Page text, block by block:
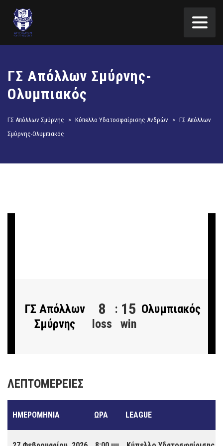
ΓΣ Απόλλων Σμύρνης-
Ολυμπιακός
ΓΣ Απόλλων Σμύρνης > Κύπελλο Υδατοσφαίρισης Ανδρών > ΓΣ Απόλλων
Σμύρνης-Ολυμπιακός
ΓΣ Απόλλων
Σμύρνης
8
loss
: 15
win
Ολυμπιακός
ΛΕΠΤΟΜΈΡΕΙΕΣ
ΗΜΕΡΟΜΗΝΊΑ ΏΡΑ LEAGUE